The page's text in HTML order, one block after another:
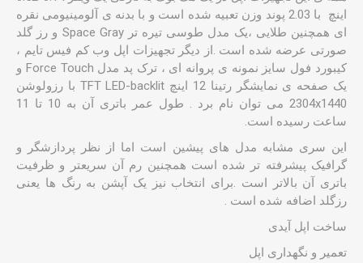
اینچ با 2.03 پوند وزن تعبیه شده است و با بدنه ی آلومینیومی نقره
ای همچنین طلایی ،یک مدل طوسی تیره تر Space Gray و رز گلد
صورتی عرضه شده است .از دیگر تجهیزات اپل وب کم فیس تایم ،
کیبورد فول سایز نمونه ی پروانه ای ، ترک پد مدل Force Touch و
یک صفحه ی نمایشگر رتینا 12 اینچ TFT LED-backlit با رزولوشن
2304x1440 می توان نام برد . طول عمر باتری آن به 10 تا 11
ساعت رسیده است.
این سری مشابه مدل های پیشین است اما از نظر پردازشگر و
گرافیک پیشرفته تر شده است همچنین رم آن سریعتر و ظرفیت
باتری آن بالاتر است .برای انتخاب نیز یک آپشن به رنگ ها یعنی
رزگلد اضافه شده است .
ساخت اپل آیدی
تعمیر و نگهداری اپل